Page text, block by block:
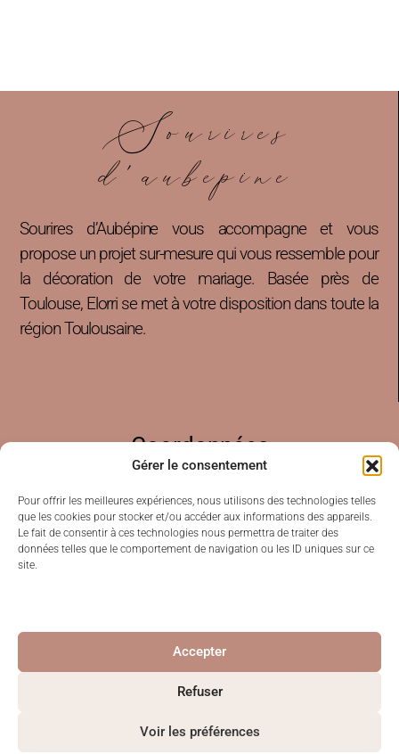
Gérer le consentement
Pour offrir les meilleures expériences, nous utilisons des technologies telles
que les cookies pour stocker et/ou accéder aux informations des appareils.
Le fait de consentir à ces technologies nous permettra de traiter des
données telles que le comportement de navigation ou les ID uniques sur ce
site.
Accepter
Refuser
Voir les préférences
Sourires
d'aubepine
Sourires d’Aubépine vous accompagne et vous
propose un projet sur-mesure qui vous ressemble pour
la décoration de votre mariage. Basée près de
Toulouse, Elorri se met à votre disposition dans toute la
région Toulousaine.
Coordonnées
07 87 16 85 69
contact@souriresdaubepine.com
Copyright © 2026 Sourires d'aubepine - All rights